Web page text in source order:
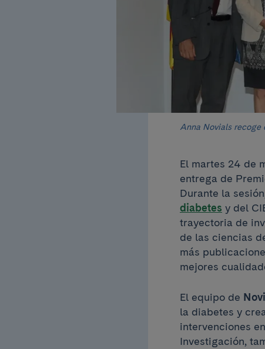
Anna Novials recoge
El martes 24 de
entrega de
Durante la
diabetes y del
trayectoria de
de las ciencias
más
mejores
El equipo de
la diabetes y
intervenciones
Investigación,